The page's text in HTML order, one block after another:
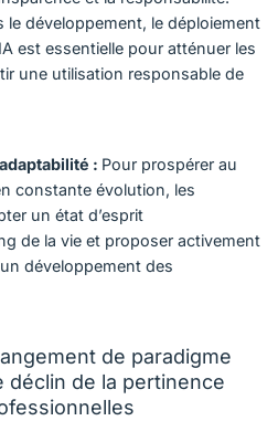
le développement, le déploiement
est essentielle pour atténuer les
une utilisation responsable de
: Pour prospérer au
constante évolution, les
un état d’esprit
de la vie et proposer activement
développement des
de paradigme
déclin de la pertinence